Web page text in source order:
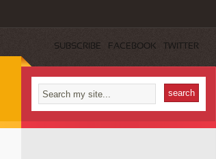
SUBSCRIBE FACEBOOK TWITTER